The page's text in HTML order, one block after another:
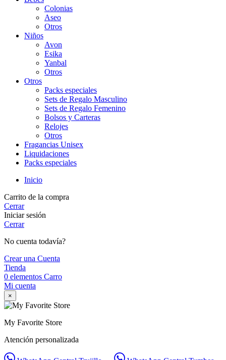
Colonias
Aseo
Otros
Niños
Avon
Esika
Yanbal
Otros
Otros
Packs especiales
Sets de Regalo Masculino
Sets de Regalo Femenino
Bolsos y Carteras
Relojes
Otros
Fragancias Unisex
Liquidaciones
Packs especiales
Inicio
Carrito de la compra
Cerrar
Iniciar sesión
Cerrar
No cuenta todavía?
Crear una Cuenta
Tienda
0 elementos Carro
Mi cuenta
×
My Favorite Store
Atención personalizada